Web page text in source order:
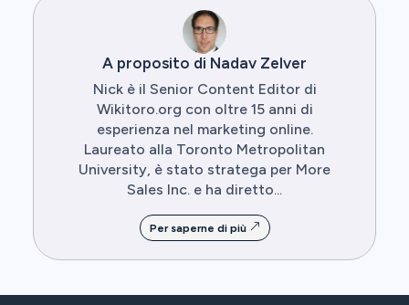
A proposito di Nadav Zelver
Nick è il Senior Content Editor di
Wikitoro.org con oltre 15 anni di
esperienza nel marketing online.
Laureato alla Toronto Metropolitan
University, è stato stratega per More
Sales Inc. e ha diretto...
Per saperne di più